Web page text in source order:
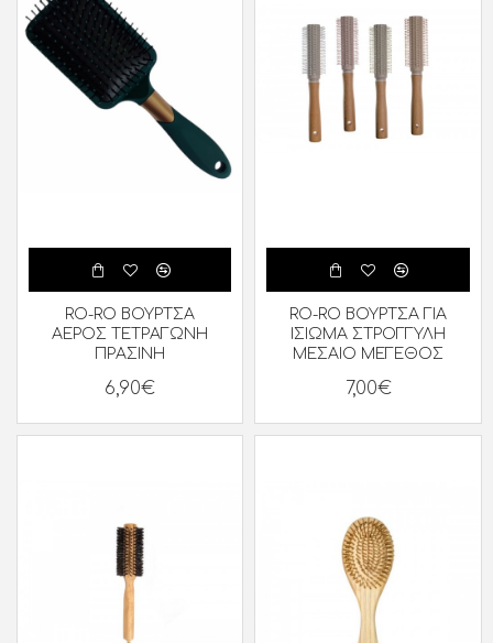
RO-RO ΒΟΥΡΤΣΑ
ΑΕΡΟΣ ΤΕΤΡΑΓΩΝΗ
ΠΡΑΣΙΝΗ
6,90€
RO-RO ΒΟΥΡΤΣΑ ΓΙΑ
ΙΣΙΩΜΑ ΣΤΡΟΓΓΥΛΗ
ΜΕΣΑΙΟ ΜΕΓΕΘΟΣ
7,00€